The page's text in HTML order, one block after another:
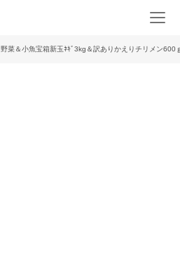
野菜＆小魚宝箱新玉ﾈｷﾞ3kg＆訳ありかえりチリメン600